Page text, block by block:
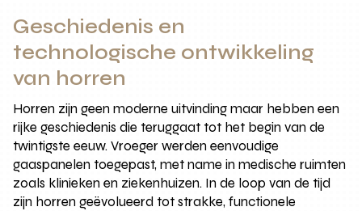
Geschiedenis en
technologische ontwikkeling
van horren
Horren zijn geen moderne uitvinding maar hebben een
rijke geschiedenis die teruggaat tot het begin van de
twintigste eeuw. Vroeger werden eenvoudige
gaaspanelen toegepast, met name in medische ruimten
zoals klinieken en ziekenhuizen. In de loop van de tijd
zijn horren geëvolueerd tot strakke, functionele